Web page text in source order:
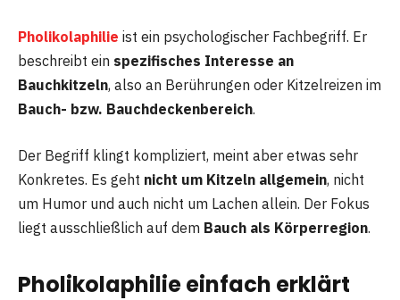
Pholikolaphilie ist ein psychologischer Fachbegriff. Er
beschreibt ein spezifisches Interesse an
Bauchkitzeln, also an Berührungen oder Kitzelreizen im
Bauch- bzw. Bauchdeckenbereich.
Der Begriff klingt kompliziert, meint aber etwas sehr
Konkretes. Es geht nicht um Kitzeln allgemein, nicht
um Humor und auch nicht um Lachen allein. Der Fokus
liegt ausschließlich auf dem Bauch als Körperregion.
Pholikolaphilie einfach erklärt